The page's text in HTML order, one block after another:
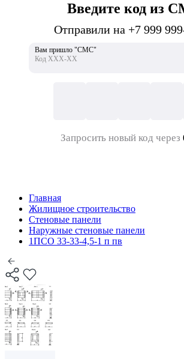
Введите код из
Отправили на +7 999
Вам пришло "СМС"
Код ХХХ-ХХ
Запросить новый код через
Главная
Жилищное строительство
Стеновые панели
Наружные стеновые панели
1ПСО 33-33-4,5-1 п пв